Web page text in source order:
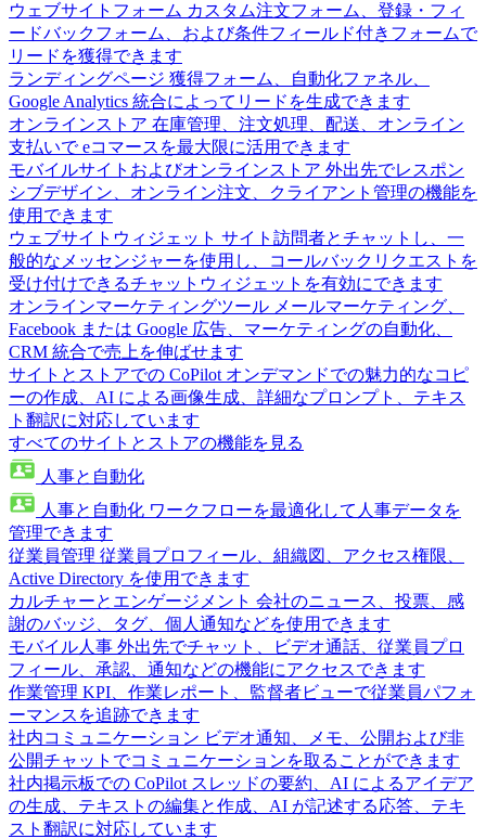
ウェブサイトフォーム カスタム注文フォーム、登録・フィ
ードバックフォーム、および条件フィールド付きフォームで
リードを獲得できます
ランディングページ 獲得フォーム、自動化ファネル、
Google Analytics 統合によってリードを生成できます
オンラインストア 在庫管理、注文処理、配送、オンライン
支払いで eコマースを最大限に活用できます
モバイルサイトおよびオンラインストア 外出先でレスポン
シブデザイン、オンライン注文、クライアント管理の機能を
使用できます
ウェブサイトウィジェット サイト訪問者とチャットし、一
般的なメッセンジャーを使用し、コールバックリクエストを
受け付けできるチャットウィジェットを有効にできます
オンラインマーケティングツール メールマーケティング、
Facebook または Google 広告、マーケティングの自動化、
CRM 統合で売上を伸ばせます
サイトとストアでの CoPilot オンデマンドでの魅力的なコピ
ーの作成、AI による画像生成、詳細なプロンプト、テキス
ト翻訳に対応しています
すべてのサイトとストアの機能を見る
人事と自動化
人事と自動化 ワークフローを最適化して人事データを
管理できます
従業員管理 従業員プロフィール、組織図、アクセス権限、
Active Directory を使用できます
カルチャーとエンゲージメント 会社のニュース、投票、感
謝のバッジ、タグ、個人通知などを使用できます
モバイル人事 外出先でチャット、ビデオ通話、従業員プロ
フィール、承認、通知などの機能にアクセスできます
作業管理 KPI、作業レポート、監督者ビューで従業員パフォ
ーマンスを追跡できます
社内コミュニケーション ビデオ通知、メモ、公開および非
公開チャットでコミュニケーションを取ることができます
社内掲示板での CoPilot スレッドの要約、AI によるアイデア
の生成、テキストの編集と作成、AI が記述する応答、テキ
スト翻訳に対応しています